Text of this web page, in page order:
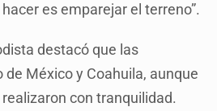
es emparejar el terreno”.
destacó que las
de México y Coahuila, aunque
con tranquilidad.